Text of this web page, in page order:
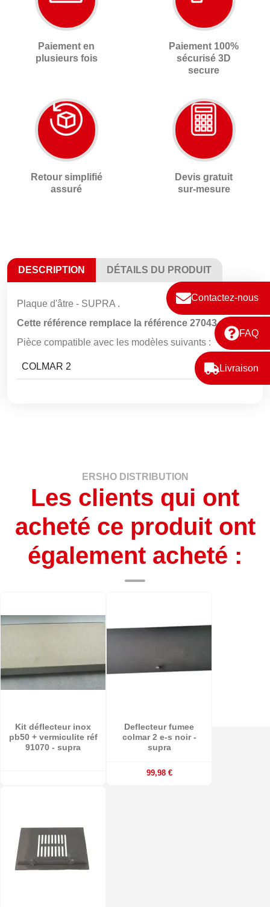
Contactez-nous
FAQ
Livraison
Paiement en
plusieurs fois
Paiement 100%
sécurisé 3D
secure
Retour simplifié
assuré
Devis gratuit
sur-mesure
DESCRIPTION DÉTAILS DU PRODUIT
Plaque d'âtre - SUPRA .
Cette référence remplace la référence 27043
Pièce compatible avec les modèles suivants :
COLMAR 2
ERSHO DISTRIBUTION
Les clients qui ont
acheté ce produit ont
également acheté :
Kit déflecteur inox
pb50 + vermiculite réf
91070 - supra
Deflecteur fumee
colmar 2 e-s noir -
supra
99,98 €